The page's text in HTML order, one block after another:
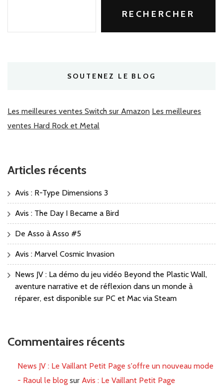
RECHERCHER
SOUTENEZ LE BLOG
Les meilleures ventes Switch sur Amazon Les meilleures
ventes Hard Rock et Metal
Articles récents
Avis : R-Type Dimensions 3
Avis : The Day I Became a Bird
De Asso à Asso #5
Avis : Marvel Cosmic Invasion
News JV : La démo du jeu vidéo Beyond the Plastic Wall,
aventure narrative et de réflexion dans un monde à
réparer, est disponible sur PC et Mac via Steam
Commentaires récents
News JV : Le Vaillant Petit Page s'offre un nouveau mode
- Raoul le blog sur Avis : Le Vaillant Petit Page